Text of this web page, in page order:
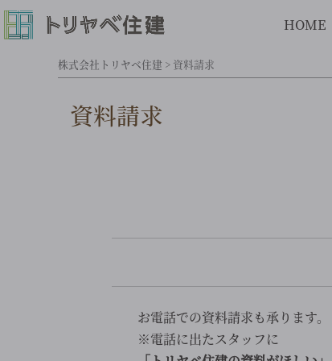
HOME
株式会社トリヤベ住建 > 資料請求
資料請求
お電話での資料請求も承ります。
※電話に出たスタッフに